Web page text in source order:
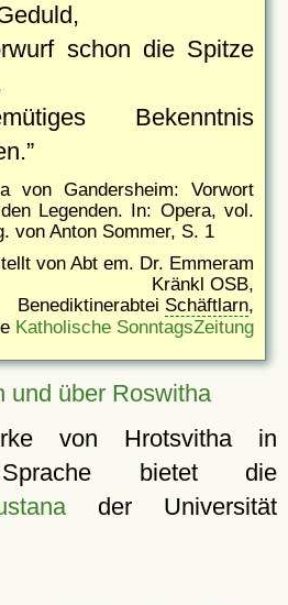
schon die Spitze
Bekenntnis
von Gandersheim: Vorwort
Legenden. In: Opera, vol.
von Anton Sommer, S. 1
von Abt em. Dr. Emmeram
Kränkl OSB,
Benediktinerabtei Schäftlarn,
Katholische SonntagsZeitung
und über Roswitha
von Hrotsvitha in
Sprache bietet die
der Universität